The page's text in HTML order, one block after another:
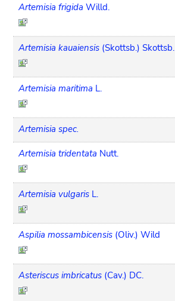
Artemisia frigida Willd.
Artemisia kauaiensis (Skottsb.) Skottsb.
Artemisia maritima L.
Artemisia spec.
Artemisia tridentata Nutt.
Artemisia vulgaris L.
Aspilia mossambicensis (Oliv.) Wild
Asteriscus imbricatus (Cav.) DC.